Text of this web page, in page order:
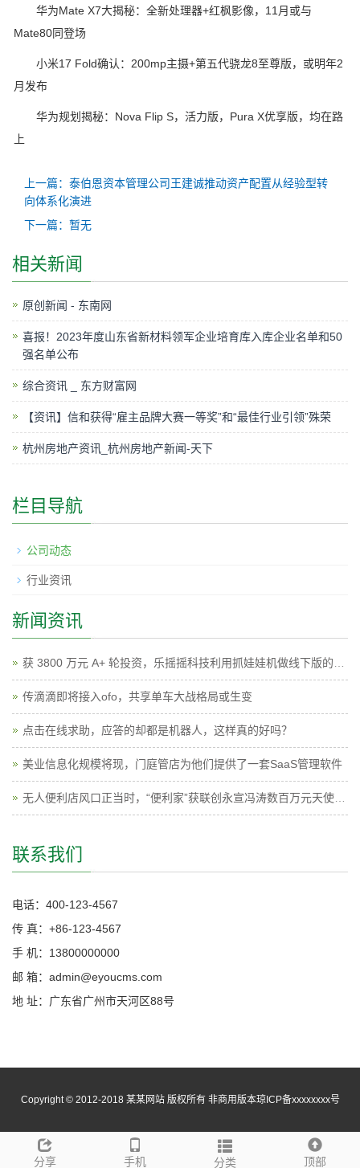
华为Mate X7大揭秘：全新处理器+红枫影像，11月或与
Mate80同登场
小米17 Fold确认：200mp主摄+第五代骁龙8至尊版，或明年2
月发布
华为规划揭秘：Nova Flip S，活力版，Pura X优享版，均在路
上
上一篇：泰伯恩资本管理公司王建诚推动资产配置从经验型转
向体系化演进
下一篇：暂无
相关新闻
原创新闻 - 东南网
喜报！2023年度山东省新材料领军企业培育库入库企业名单和50
强名单公布
综合资讯 _ 东方财富网
【资讯】信和获得“雇主品牌大赛一等奖”和“最佳行业引领”殊荣
杭州房地产资讯_杭州房地产新闻-天下
栏目导航
公司动态
行业资讯
新闻资讯
传滴滴即将接入ofo，共享单车大战格局或生变
点击在线求助，应答的却都是机器人，这样真的好吗？
美业信息化规模将现，门庭管店为他们提供了一套SaaS管理软件
联系我们
电话：400-123-4567
传 真：+86-123-4567
手 机：13800000000
邮 箱：admin@eyoucms.com
地 址：广东省广州市天河区88号
分享 手机 分类 顶部
Copyright © 2012-2018 某某网站 版权所有 非商用版本琼ICP备xxxxxxxx号